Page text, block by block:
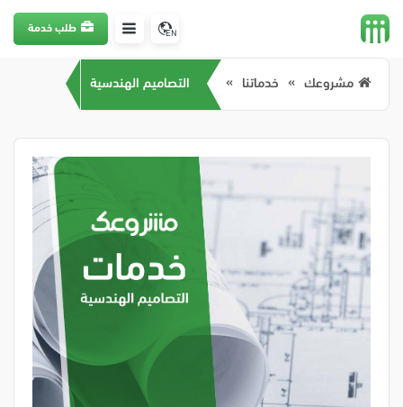
EN طلب خدمة
مشروعك خدماتنا التصاميم الهندسية